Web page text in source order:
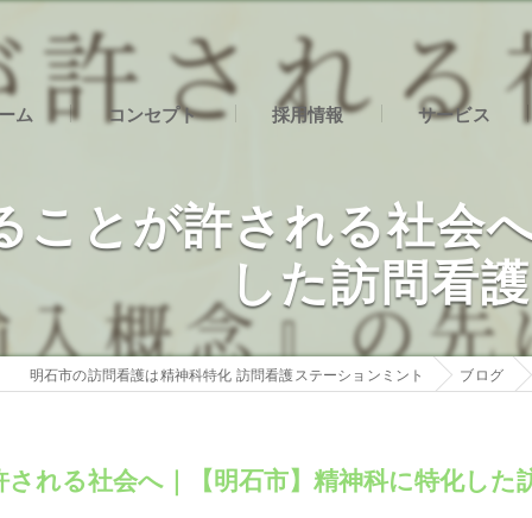
ム コンセプト
明石市の訪問看護･精神科特化 訪問看護ステーションミン
明石市の訪問看護･精神科特化 訪問看護ステーションミン
採用情報 サービス
ことが許される社会
した訪問看護
明石市の訪問看護は精神科特化 訪問看護ステーションミント ブログ
れる社会へ｜【明石市】精神科に特化した